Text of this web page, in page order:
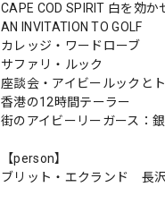
CAPE COD SPIRIT 白を効
AN INVITATION TO GOLF
カレッジ・ワードローブ
サファリ・ルック
座談会・アイビールックと
香港の12時間テーラー
街のアイビーリーガース：
【person】
ブリット・エクランド 長沢